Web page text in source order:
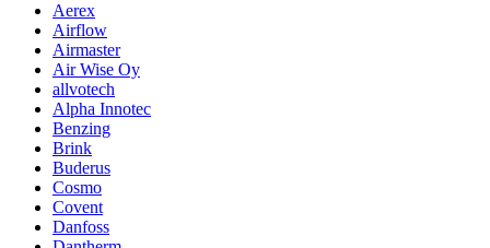
Aerex
Airflow
Airmaster
Air Wise Oy
allvotech
Alpha Innotec
Benzing
Brink
Buderus
Cosmo
Covent
Danfoss